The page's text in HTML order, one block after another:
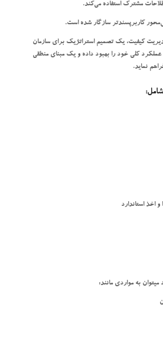
مشترک استفاده می‌کند.
کاربرپسندتر سازگار شده است.
کیفیت، یک تصمیم استراتژیک برای سازمان
کلی خود را بهبود داده و یک مبنای منطقی
نماید.
اخذ استاندارد
به مواردی مانند: